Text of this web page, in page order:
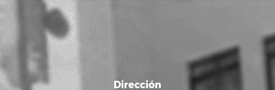
Dirección